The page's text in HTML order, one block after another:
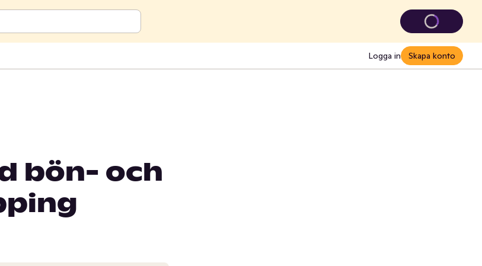
Logga in Skapa konto
bön- och